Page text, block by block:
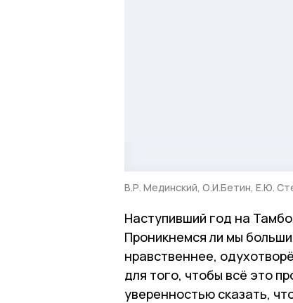
В.Р. Мединский, О.И.Бетин, Е.Ю.
Наступивший год на
Проникнемся ли мы
нравственнее,
для того, чтобы всё это
уверенностью сказать,